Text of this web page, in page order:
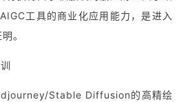
工具的商业化应用能力，是进入
。
Stable Diffusion的高精绘